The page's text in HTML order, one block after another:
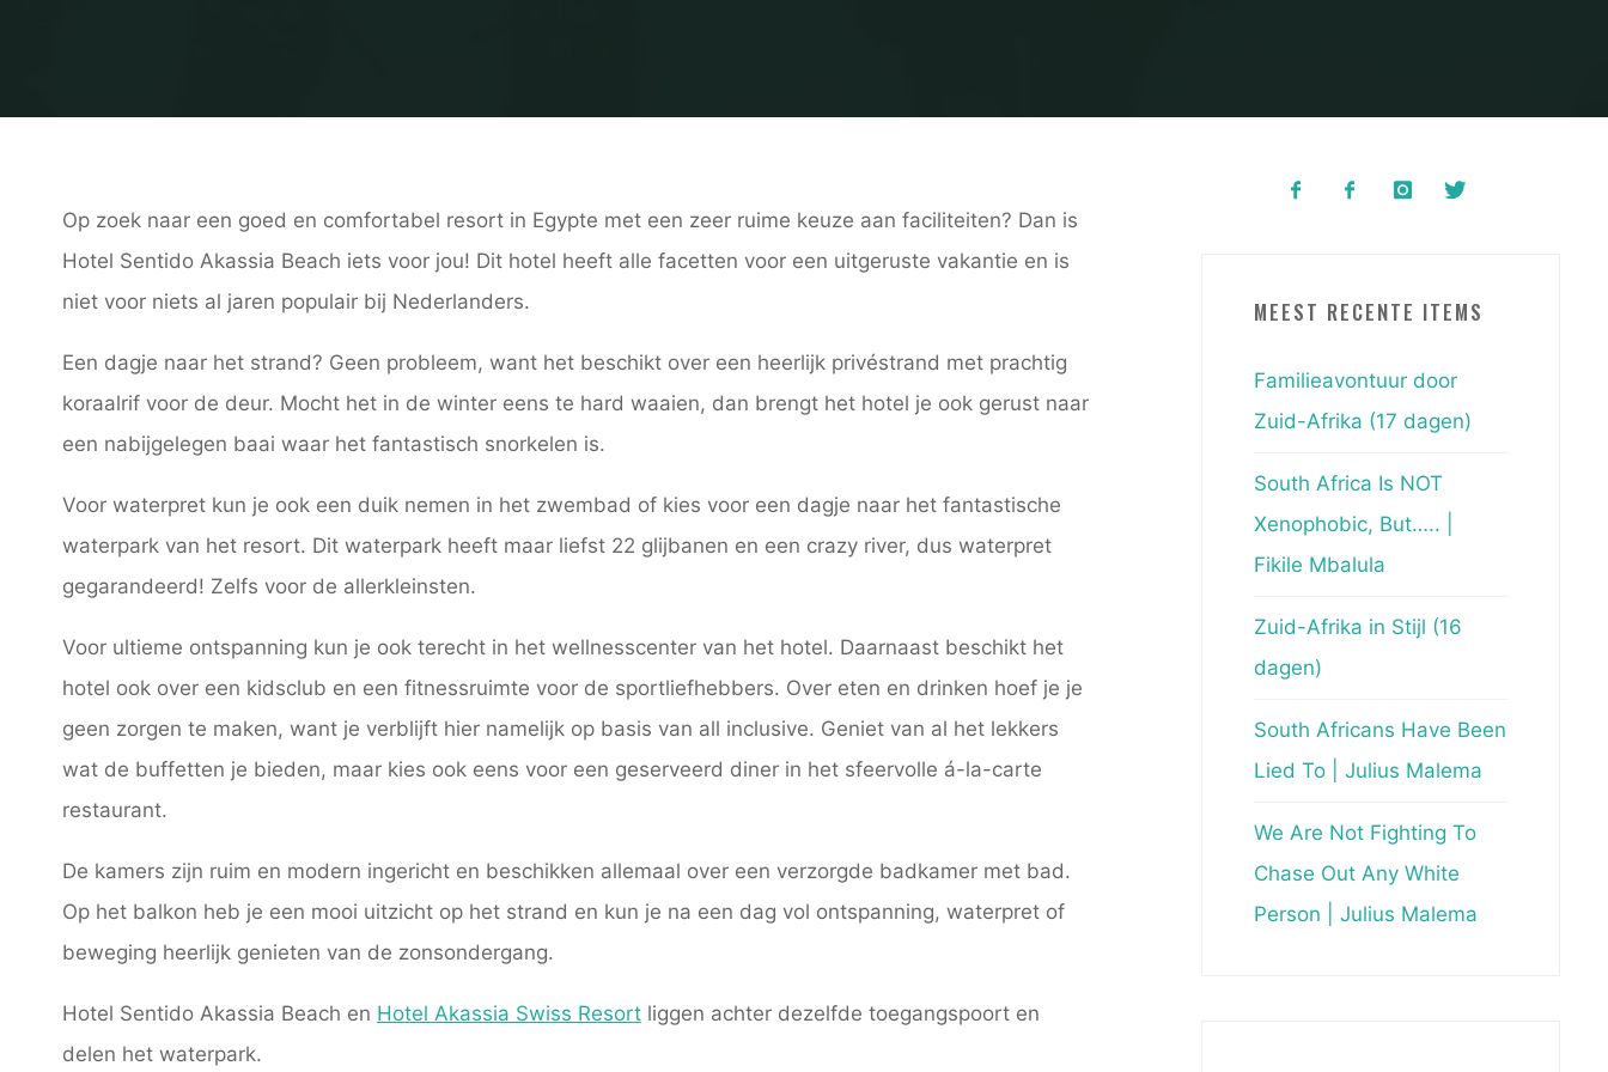
Op zoek naar een goed en comfortabel resort in Egypte met een zeer ruime keuze aan faciliteiten? Dan is
Hotel Sentido Akassia Beach iets voor jou! Dit hotel heeft alle facetten voor een uitgeruste vakantie en is
niet voor niets al jaren populair bij Nederlanders.
Een dagje naar het strand? Geen probleem, want het beschikt over een heerlijk privéstrand met prachtig
koraalrif voor de deur. Mocht het in de winter eens te hard waaien, dan brengt het hotel je ook gerust naar
een nabijgelegen baai waar het fantastisch snorkelen is.
Voor waterpret kun je ook een duik nemen in het zwembad of kies voor een dagje naar het fantastische
waterpark van het resort. Dit waterpark heeft maar liefst 22 glijbanen en een crazy river, dus waterpret
gegarandeerd! Zelfs voor de allerkleinsten.
Voor ultieme ontspanning kun je ook terecht in het wellnesscenter van het hotel. Daarnaast beschikt het
hotel ook over een kidsclub en een fitnessruimte voor de sportliefhebbers. Over eten en drinken hoef je je
geen zorgen te maken, want je verblijft hier namelijk op basis van all inclusive. Geniet van al het lekkers
wat de buffetten je bieden, maar kies ook eens voor een geserveerd diner in het sfeervolle á-la-carte
restaurant.
De kamers zijn ruim en modern ingericht en beschikken allemaal over een verzorgde badkamer met bad.
Op het balkon heb je een mooi uitzicht op het strand en kun je na een dag vol ontspanning, waterpret of
beweging heerlijk genieten van de zonsondergang.
Hotel Sentido Akassia Beach en Hotel Akassia Swiss Resortliggen achter dezelfde toegangspoort en
delen het waterpark.
MEEST RECENTE ITEMS
Familieavontuur door
Zuid-Afrika (17 dagen)
South Africa Is NOT
Xenophobic, But….. |
Fikile Mbalula
Zuid-Afrika in Stijl (16
dagen)
South Africans Have Been
Lied To | Julius Malema
We Are Not Fighting To
Chase Out Any White
Person | Julius Malema